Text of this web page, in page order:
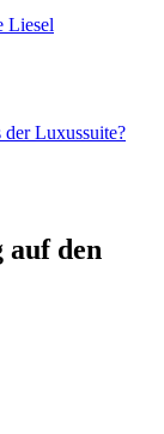
Liesel
der Luxussuite?
den